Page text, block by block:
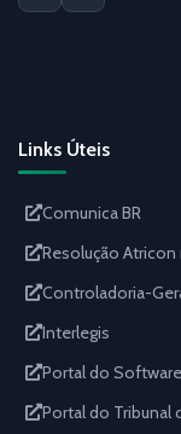
Links Úteis
Comunica BR
Resolução Atricon
Controladoria-
Interlegis
Portal do
Portal do Tribunal